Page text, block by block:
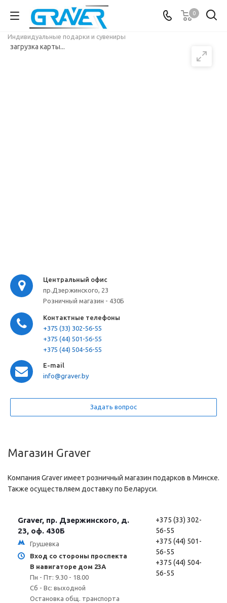
0
Индивидуальные подарки и сувениры
загрузка карты...
Центральный офис
пр.Дзержинского, 23
Розничный магазин - 430Б
Контактные телефоны
+375 (33) 302-56-55
+375 (44) 501-56-55
+375 (44) 504-56-55
E-mail
info@graver.by
Задать вопрос
Магазин Graver
Компания Graver имеет розничный магазин подарков в Минске.
Также осуществляем доставку по Беларуси.
Graver, пр. Дзержинского, д.
23, оф. 430Б
Грушевка
Вход со стороны проспекта
В навигаторе дом 23А
Пн - Пт: 9.30 - 18.00
Сб - Вс: выходной
Остановка общ. транспорта
+375 (33) 302-
56-55
+375 (44) 501-
56-55
+375 (44) 504-
56-55